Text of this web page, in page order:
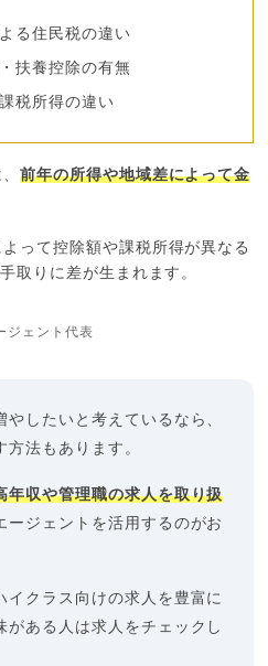
る住民税の違い
扶養控除の有無
税所得の違い
前年の所得や地域差によって金
って控除額や課税所得が異なる
取りに差が生まれます。
ジェント代表
したいと考えているなら、
法もあります。
年収や管理職の求人を取り扱
ージェントを活用するのがお
イクラス向けの求人を豊富に
がある人は求人をチェックし